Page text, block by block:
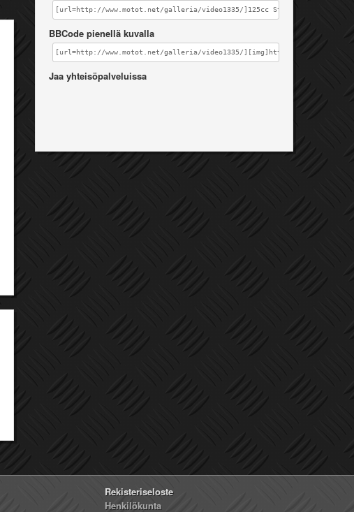
[url=http://www.motot.net/galleria/video1335/]125cc Stunt video[/url]
BBCode pienellä kuvalla
[url=http://www.motot.net/galleria/video1335/][img]http://
Jaa yhteisöpalveluissa
Rekisteriseloste
Henkilökunta